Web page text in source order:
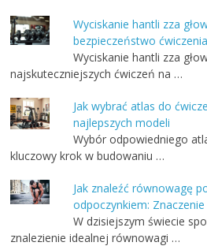
Wyciskanie hantli zza
bezpieczeństwo ćwiczenia
Wyciskanie hantli zza
najskuteczniejszych ćwiczeń na …
Jak wybrać atlas do
najlepszych modeli
Wybór odpowiedniego
kluczowy krok w budowaniu …
Jak znaleźć równowagę
odpoczynkiem:
W dzisiejszym świecie
znalezienie idealnej równowagi …